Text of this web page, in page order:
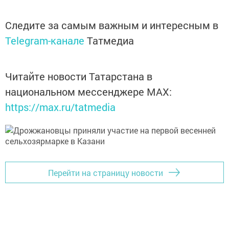
Следите за самым важным и интересным в
Telegram-канале Татмедиа
Читайте новости Татарстана в
национальном мессенджере MАХ:
https://max.ru/tatmedia
Перейти на страницу новости